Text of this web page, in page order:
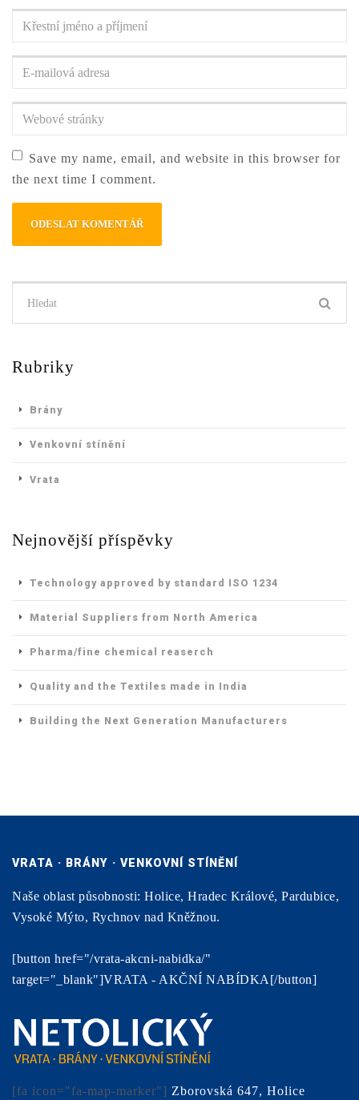
Křestní
a
příjmení*
adresa*
Save my name, email, and website in this browser for
the next time I comment.
Rubriky
Brány
Venkovní stínění
Vrata
Nejnovější příspěvky
Technology approved by standard ISO 1234
Material Suppliers from North America
Pharma/fine chemical reaserch
Quality and the Textiles made in India
Building the Next Generation Manufacturers
VRATA · BRÁNY · VENKOVNÍ STÍNĚNÍ
Naše oblast působnosti: Holice, Hradec Králové, Pardubice,
Vysoké Mýto, Rychnov nad Kněžnou.
[button href="/vrata-akcni-nabidka/"
target="_blank"]VRATA - AKČNÍ NABÍDKA[/button]
[fa icon="fa-map-marker"] Zborovská 647, Holice